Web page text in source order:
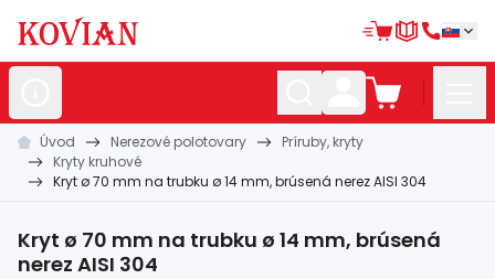
Nerezovépolotovary
Hliníkové polotovary
Kované polotovary
Úvod Nerezové polotovary
Príruby, kryty
Kryty kruhové
Kryt ø 70 mm na trubku ø 14 mm, brúsená nerez AISI 304
Kryt ø 70 mm na trubku ø 14 mm, brúsená
nerez AISI 304